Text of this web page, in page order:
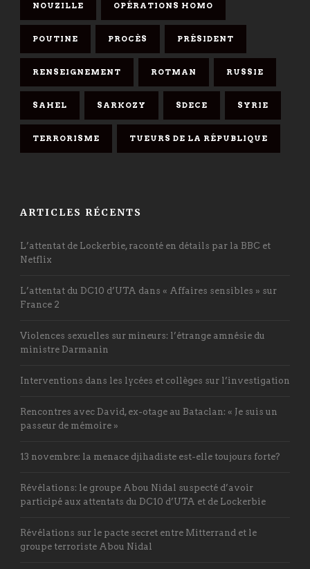
NOUZILLE OPÉRATIONS HOMO
POUTINE PROCÈS PRÉSIDENT
RENSEIGNEMENT ROTMAN RUSSIE
SAHEL SARKOZY SDECE SYRIE
TERRORISME TUEURS DE LA RÉPUBLIQUE
ARTICLES RÉCENTS
L’attentat de Lockerbie, raconté en détails par la BBC et
Netflix
L’attentat du DC10 d’UTA dans « Affaires sensibles » sur
France 2
Violences sexuelles sur mineurs: l’étrange amnésie du
ministre Darmanin
Interventions dans les lycées et collèges sur l’investigation
Rencontres avec David, ex-otage au Bataclan: « Je suis un
passeur de mémoire »
13 novembre: la menace djihadiste est-elle toujours forte?
Révélations: le groupe Abou Nidal suspecté d’avoir
participé aux attentats du DC10 d’UTA et de Lockerbie
Révélations sur le pacte secret entre Mitterrand et le
groupe terroriste Abou Nidal